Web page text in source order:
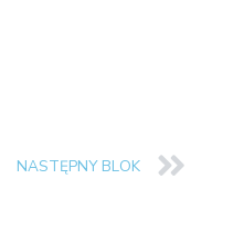
NASTĘPNY BLOK